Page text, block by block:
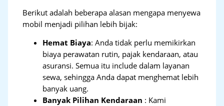
Berikut adalah beberapa alasan mengapa menyewa
mobil menjadi pilihan lebih bijak:
Hemat Biaya: Anda tidak perlu memikirkan
biaya perawatan rutin, pajak kendaraan, atau
asuransi. Semua itu include dalam layanan
sewa, sehingga Anda dapat menghemat lebih
banyak uang.
Banyak Pilihan Kendaraan : Kami